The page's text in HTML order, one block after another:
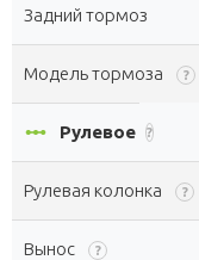
Задний тормоз
Модель тормоза ?
linear_scale Рулевое ?
Рулевая колонка ?
Вынос ?